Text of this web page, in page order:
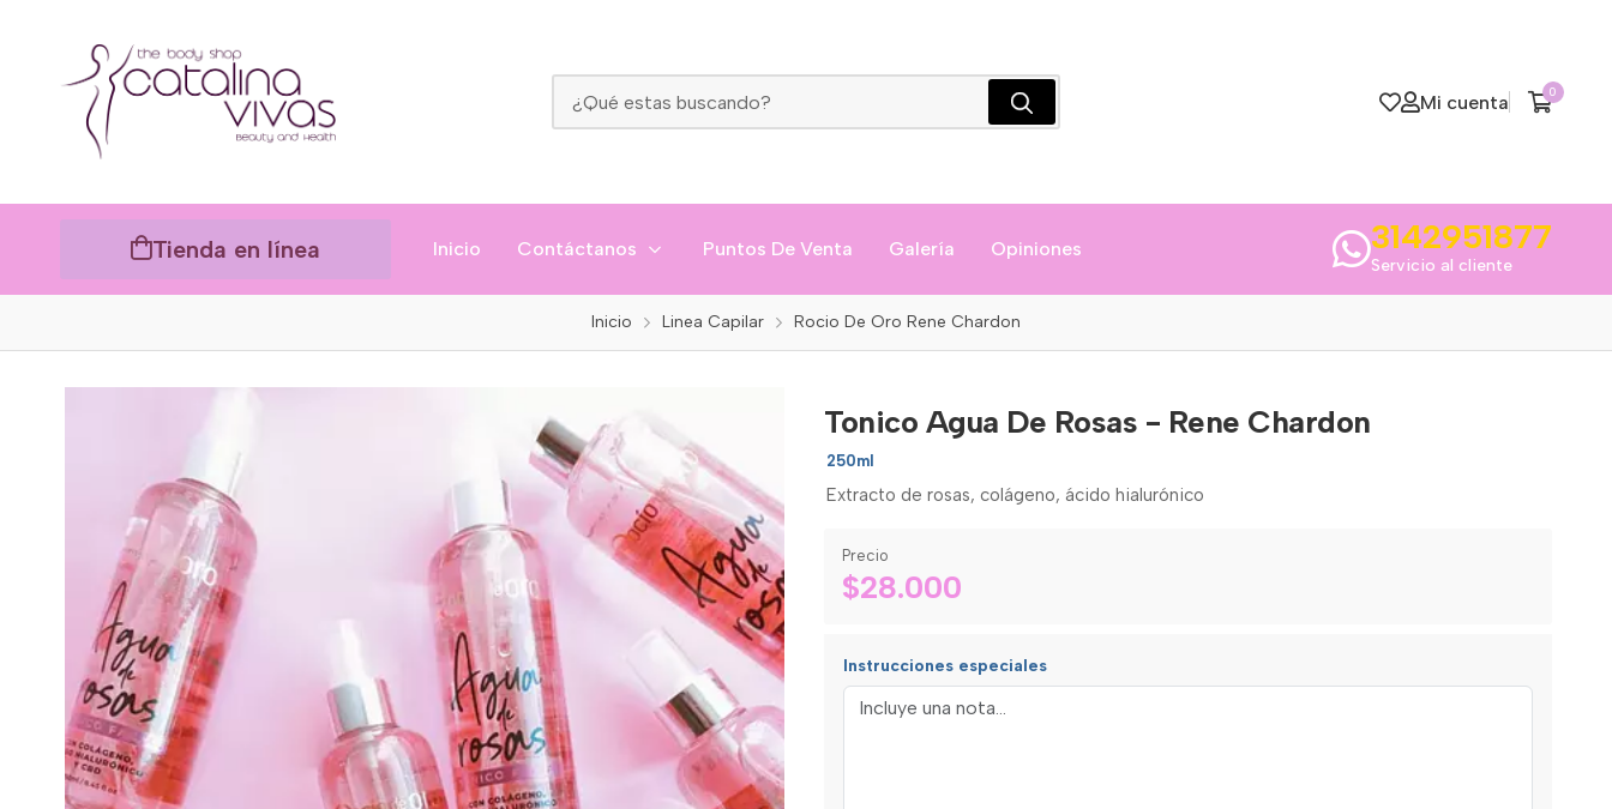
Mi cuenta 0
Tienda en línea Inicio Contáctanos Puntos De Venta Galería Opiniones 3142951877
Servicio al cliente
Inicio Linea Capilar Rocio De Oro Rene Chardon
Tonico Agua De Rosas - Rene Chardon
250ml
Extracto de rosas, colágeno, ácido hialurónico
Precio
$28.000
Instrucciones especiales